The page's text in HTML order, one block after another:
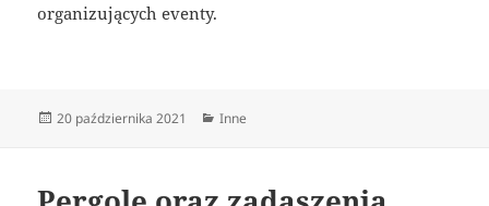
organizujących eventy.
Data
20 października 2021 Kategorie
Inne